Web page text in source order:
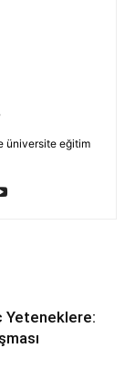
üniversite eğitim
Yeteneklere: